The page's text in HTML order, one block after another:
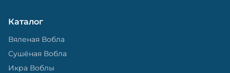
Каталог
Вяленая Вобла
Сушёная Вобла
Икра Воблы